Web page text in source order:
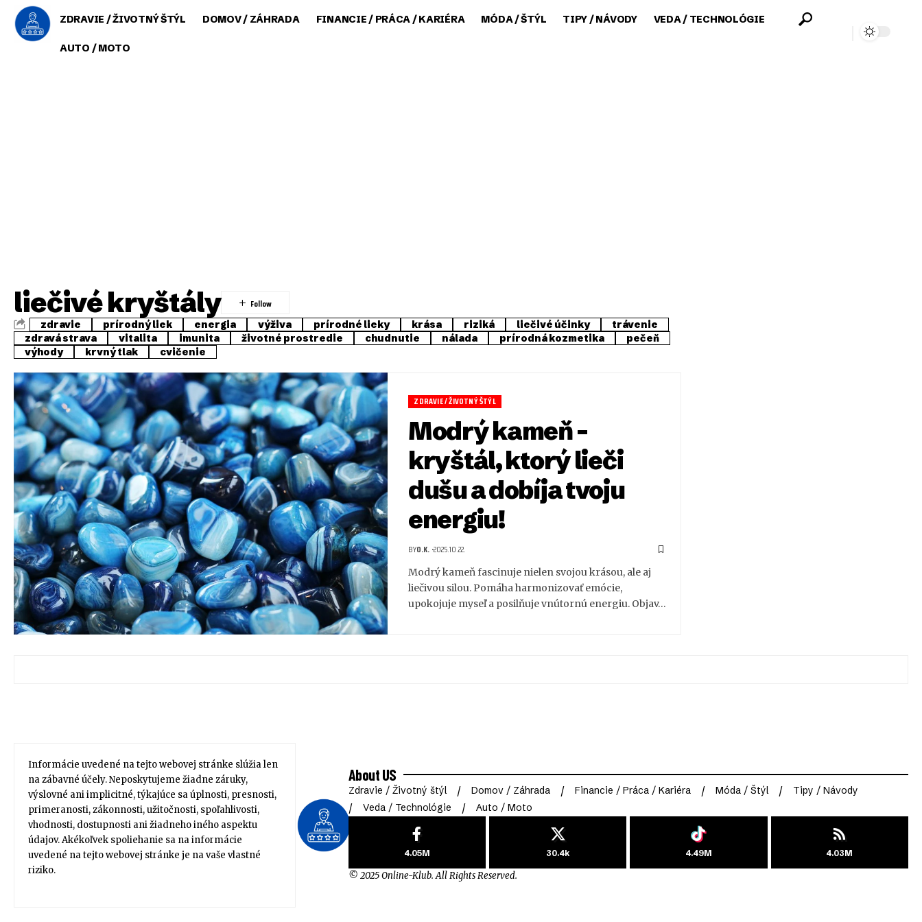
ZDRAVIE / ŽIVOTNÝ ŠTÝL DOMOV / ZÁHRADA FINANCIE / PRÁCA / KARIÉRA MÓDA / ŠTÝL TIPY / NÁVODY VEDA / TECHNOLÓGIE
AUTO / MOTO
liečivé kryštály
zdravie prírodný liek energia výživa prírodné lieky krása riziká liečivé účinky
trávenie
zdravá strava
vitalita imunita životné prostredie chudnutie nálada prírodná kozmetika
pečeň
výhody
krvný tlak cvičenie
ZDRAVIE / ŽIVOTNÝ ŠTÝL
Modrý kameň –
kryštál, ktorý lieči
dušu a dobíja tvoju
energiu!
BYO.K. 2025.10.22.
Modrý kameň fascinuje nielen svojou krásou, ale aj
liečivou silou. Pomáha harmonizovať emócie,
upokojuje myseľ a posilňuje vnútornú energiu. Objav…
Informácie uvedené na tejto webovej stránke slúžia len
na zábavné účely. Neposkytujeme žiadne záruky,
výslovné ani implicitné, týkajúce sa úplnosti, presnosti,
primeranosti, zákonnosti, užitočnosti, spoľahlivosti,
vhodnosti, dostupnosti ani žiadneho iného aspektu
údajov. Akékoľvek spoliehanie sa na informácie
uvedené na tejto webovej stránke je na vaše vlastné
riziko.
About US
Zdravie / Životný štýl Domov / Záhrada Financie / Práca / Kariéra Móda / Štýl
Tipy / Návody
Veda / Technológie
Auto / Moto
4.05M 30.4k 4.49M 4.03M
© 2025 Online-Klub. All Rights Reserved.